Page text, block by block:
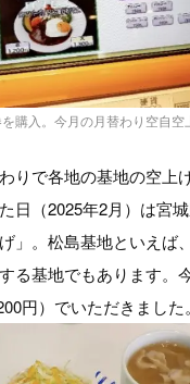
購入。今月の月替わり空自
りで各地の基地の空上
日（2025年2月）は宮
」。松島基地といえば
る基地でもあります。
円）でいただきました。